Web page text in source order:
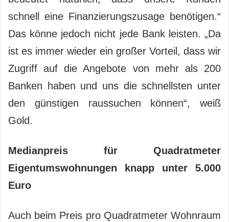
schnell eine Finanzierungszusage benötigen.“
Das könne jedoch nicht jede Bank leisten. „Da
ist es immer wieder ein großer Vorteil, dass wir
Zugriff auf die Angebote von mehr als 200
Banken haben und uns die schnellsten unter
den günstigen raussuchen können“, weiß
Gold.
Medianpreis für Quadratmeter
Eigentumswohnungen knapp unter 5.000
Euro
Auch beim Preis pro Quadratmeter Wohnraum